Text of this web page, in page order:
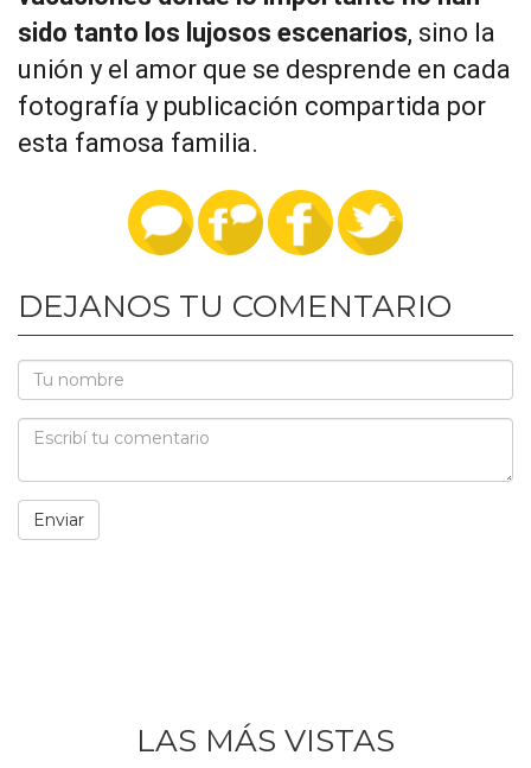
sido tanto los lujosos escenarios, sino la
unión y el amor que se desprende en cada
fotografía y publicación compartida por
esta famosa familia.
DEJANOS TU COMENTARIO
LAS MÁS VISTAS